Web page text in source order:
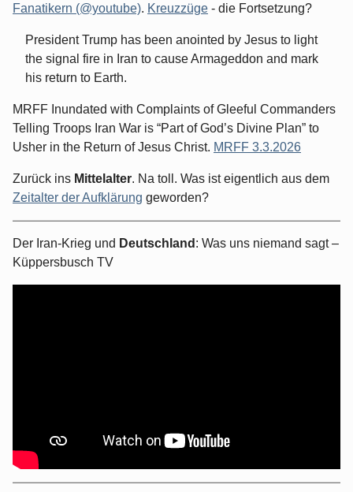
Fanatikern (@youtube). Kreuzzüge - die Fortsetzung?
President Trump has been anointed by Jesus to light
the signal fire in Iran to cause Armageddon and mark
his return to Earth.
MRFF Inundated with Complaints of Gleeful Commanders
Telling Troops Iran War is “Part of God’s Divine Plan” to
Usher in the Return of Jesus Christ. MRFF 3.3.2026
Zurück ins Mittelalter. Na toll. Was ist eigentlich aus dem
Zeitalter der Aufklärung geworden?
Der Iran-Krieg und Deutschland : Was uns niemand sagt –
Küppersbusch TV